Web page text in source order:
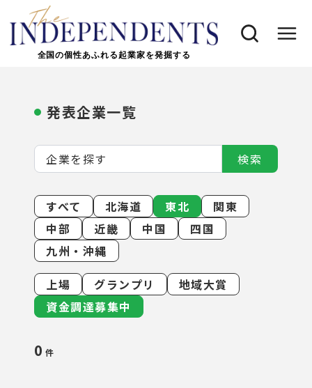
全国の個性あふれる起業家を発掘する
発表企業一覧
検索
すべて 北海道 東北
関東
中部
近畿 中国
四国
九州・沖縄
上場
グランプリ
地域大賞
資金調達募集中
0 件